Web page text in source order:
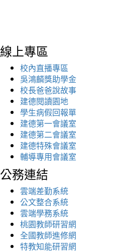
線上專區
校內直播專區
吳鴻麟獎助學金
校長爸爸說故事
建德閱讀園地
學生病假回報單
建德第一會議室
建德第二會議室
建德特殊會議室
輔導專用會議室
公務連結
雲端差勤系統
公文整合系統
雲端學務系統
桃園教師研習網
全國教師進修網
特教知能研習網